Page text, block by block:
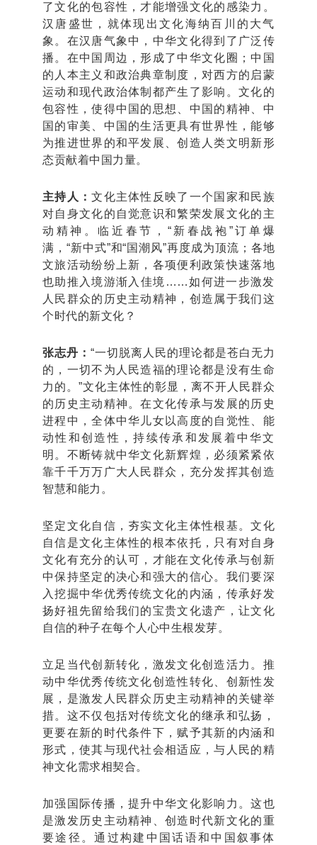
了文化的包容性，才能增强文化的感染力。
汉唐盛世，就体现出文化海纳百川的大气
象。在汉唐气象中，中华文化得到了广泛传
播。在中国周边，形成了中华文化圈；中国
的人本主义和政治典章制度，对西方的启蒙
运动和现代政治体制都产生了影响。文化的
包容性，使得中国的思想、中国的精神、中
国的审美、中国的生活更具有世界性，能够
为推进世界的和平发展、创造人类文明新形
态贡献着中国力量。
主持人：文化主体性反映了一个国家和民族
对自身文化的自觉意识和繁荣发展文化的主
动精神。临近春节，“新春战袍”订单爆
满，“新中式”和“国潮风”再度成为顶流；各地
文旅活动纷纷上新，各项便利政策快速落地
也助推入境游渐入佳境……如何进一步激发
人民群众的历史主动精神，创造属于我们这
个时代的新文化？
张志丹： “一切脱离人民的理论都是苍白无力
的，一切不为人民造福的理论都是没有生命
力的。”文化主体性的彰显，离不开人民群众
的历史主动精神。在文化传承与发展的历史
进程中，全体中华儿女以高度的自觉性、能
动性和创造性，持续传承和发展着中华文
明。不断铸就中华文化新辉煌，必须紧紧依
靠千千万万广大人民群众，充分发挥其创造
智慧和能力。
坚定文化自信，夯实文化主体性根基。文化
自信是文化主体性的根本依托，只有对自身
文化有充分的认可，才能在文化传承与创新
中保持坚定的决心和强大的信心。我们要深
入挖掘中华优秀传统文化的内涵，传承好发
扬好祖先留给我们的宝贵文化遗产，让文化
自信的种子在每个人心中生根发芽。
立足当代创新转化，激发文化创造活力。推
动中华优秀传统文化创造性转化、创新性发
展，是激发人民群众历史主动精神的关键举
措。这不仅包括对传统文化的继承和弘扬，
更要在新的时代条件下，赋予其新的内涵和
形式，使其与现代社会相适应，与人民的精
神文化需求相契合。
加强国际传播，提升中华文化影响力。这也
是激发历史主动精神、创造时代新文化的重
要途径。通过构建中国话语和中国叙事体